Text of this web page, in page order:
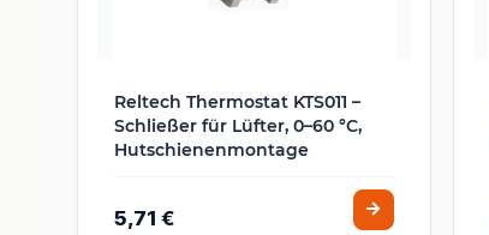
Reltech Thermostat KTS011 –
Schließer für Lüfter, 0–60 °C,
Hutschienenmontage
5,71 €